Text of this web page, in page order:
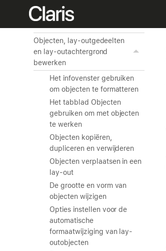
Lay-outs en rapporten
Objecten, lay-outgedeelten
en lay-outachtergrond
bewerken
Het infovenster gebruiken
om objecten te formatteren
Het tabblad Objecten
gebruiken om met objecten
te werken
Objecten kopiëren,
dupliceren en verwijderen
Objecten verplaatsen in een
lay-out
De grootte en vorm van
objecten wijzigen
Opties instellen voor de
automatische
formaatwijziging van lay-
outobjecten